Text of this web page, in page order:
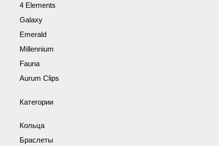
4 Elements
Galaxy
Emerald
Millennium
Fauna
Aurum Clips
Категории
Кольца
Браслеты